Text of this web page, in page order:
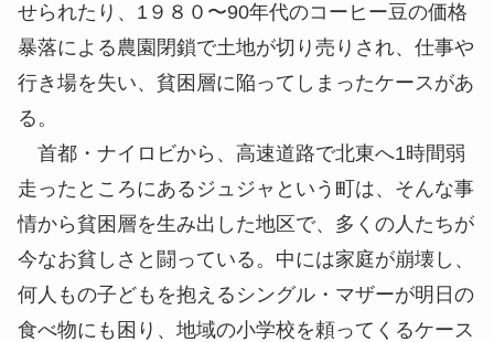
せられたり、1９８０〜90年代のコーヒー豆の価格
暴落による農園閉鎖で土地が切り売りされ、仕事や
行き場を失い、貧困層に陥ってしまったケースがあ
る。
首都・ナイロビから、高速道路で北東へ1時間弱
走ったところにあるジュジャという町は、そんな事
情から貧困層を生み出した地区で、多くの人たちが
今なお貧しさと闘っている。中には家庭が崩壊し、
何人もの子どもを抱えるシングル・マザーが明日の
食べ物にも困り、地域の小学校を頼ってくるケース